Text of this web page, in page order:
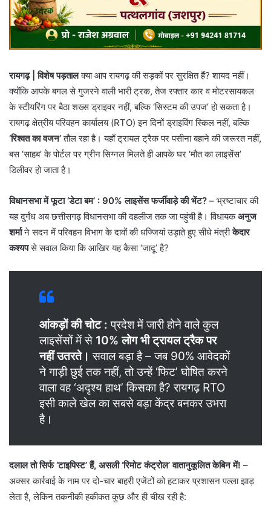
रायगढ़ | विशेष पड़तालक्या आप रायगढ़ की सड़कों पर सुरक्षित हैं? शायद नहीं।
क्योंकि आपके बगल से गुजरने वाली भारी ट्रक, तेज रफ्तार कार व मोटरसायकल
के स्टीयरिंग पर बैठा शख्स ड्राइवर नहीं, बल्कि ‘सिस्टम की उपज’ हो सकता है।
रायगढ़ क्षेत्रीय परिवहन कार्यालय (RTO) इन दिनों ड्राइविंग स्किल नहीं, बल्कि
‘रिश्वत का वजन’तौल रहा है। यहाँ ट्रायल ट्रैक पर पसीना बहाने की जरूरत नहीं,
बस ‘साहब’ के पोर्टल पर ग्रीन सिग्नल मिलते ही आपके घर ‘मौत का लाइसेंस’
डिलीवर हो जाता है।
विधानसभा में फूटा ‘डेटा बम’ : 90% लाइसेंस फर्जीवाड़े की भेंट? – भ्रष्टाचार की
यह दुर्गंध अब छत्तीसगढ़ विधानसभा की दहलीज तक जा पहुंची है। विधायकअनुज
शर्माने सदन में परिवहन विभाग के दावों की धज्जियां उड़ाते हुए सीधे मंत्रीकेदार
कश्यपसे सवाल किया कि आखिर यह कैसा ‘जादू’ है?
आंकड़ों की चोट : प्रदेश में जारी होने वाले कुल
लाइसेंसों में से 10% लोग भी ट्रायल ट्रैक पर
नहीं उतरते। सवाल बड़ा है – जब 90% आवेदकों
ने गाड़ी छुई तक नहीं, तो उन्हें ‘फिट’ घोषित करने
वाला वह ‘अदृश्य हाथ’ किसका है? रायगढ़ RTO
इसी काले खेल का सबसे बड़ा केंद्र बनकर उभरा
है।
दलाल तो सिर्फ ‘टाइपिस्ट’ हैं, असली ‘रिमोट कंट्रोल’ वातानुकूलित केबिन में! – ​
अक्सर कार्रवाई के नाम पर दो-चार बाहरी एजेंटों को हटाकर प्रशासन पल्ला झाड़
लेता है, लेकिन तकनीकी हकीकत कुछ और ही चीख रही है: